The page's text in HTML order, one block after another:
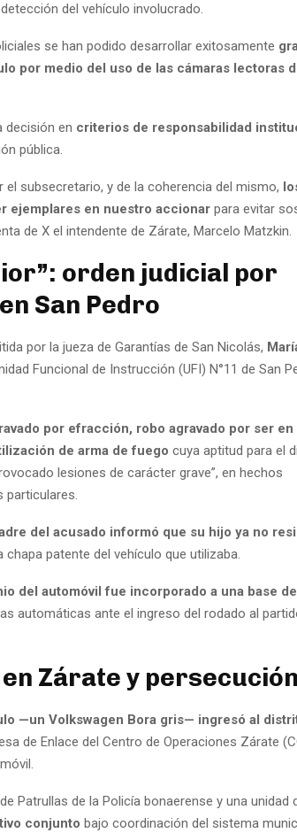
del vehículo involucrado.
se han podido desarrollar exitosamente
por medio del uso de las cámaras lectoras
decisión en criterios de responsabilidad
pública.
subsecretario, y de la coherencia del mismo,
ejemplares en nuestro accionar para evitar
de X el intendente de Zárate, Marcelo Matzkin.
orden judicial por
San Pedro
por la jueza de Garantías de San Nicolás,
Funcional de Instrucción (UFI) N°11 de San
por efracción, robo agravado por ser en
de arma de fuego cuya aptitud para el
lesiones de carácter grave”, en hechos
particulares.
del acusado informó que su hijo ya no
patente del vehículo que utilizaba.
del automóvil fue incorporado a una base
automáticas ante el ingreso del rodado al
Zárate y persecución
—un Volkswagen Bora gris— ingresó al
de Enlace del Centro de Operaciones Zárate
Patrullas de la Policía bonaerense y una unidad
conjunto bajo coordinación del sistema